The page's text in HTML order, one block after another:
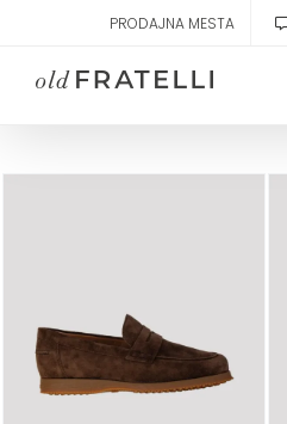
content
PRODAJNA MESTA